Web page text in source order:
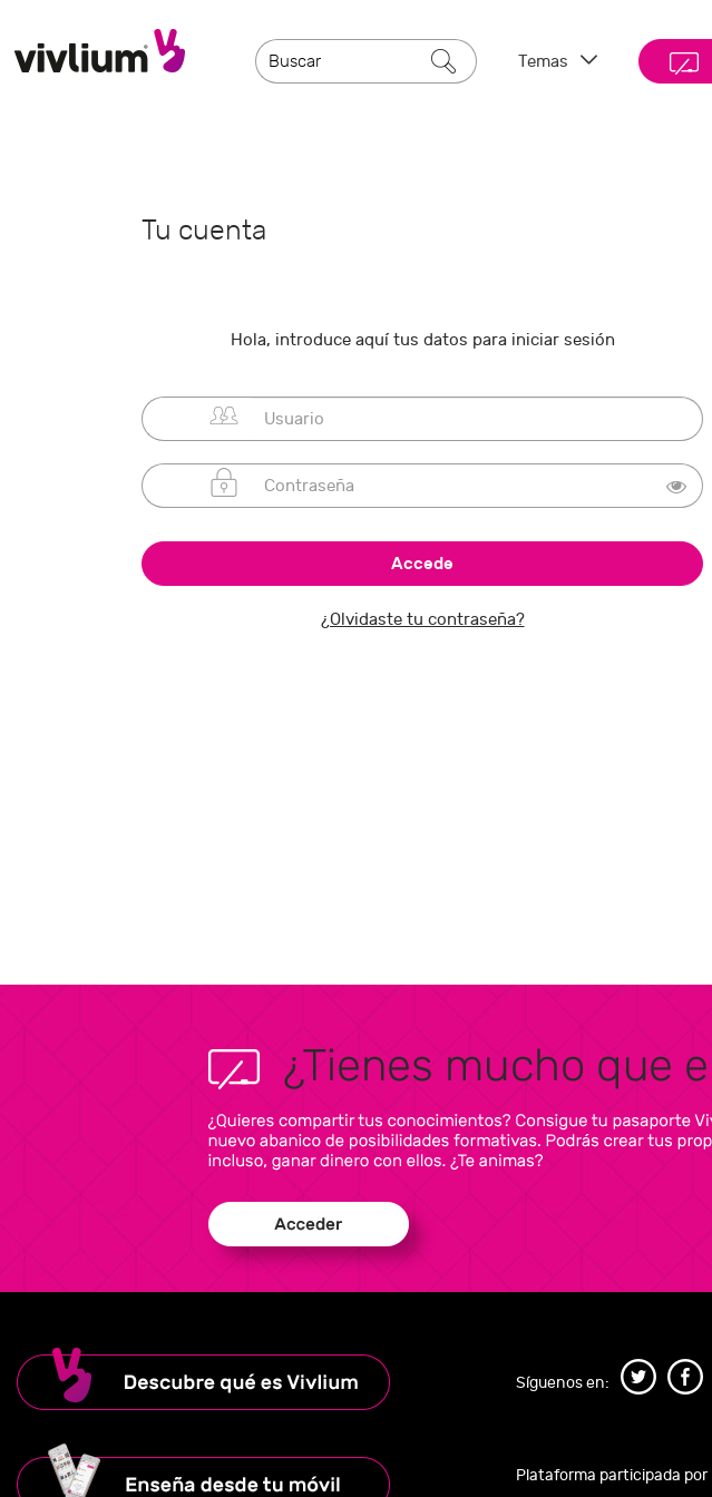
Temas
Tu cuenta
Hola, introduce aquí tus datos para iniciar sesión
¿Olvidaste tu contraseña?
Síguenos en:
Plataforma participada por